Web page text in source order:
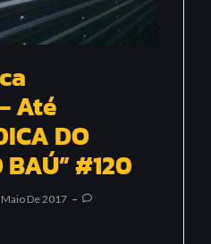
Até
DO
BAÚ” #120
Maio De 2017